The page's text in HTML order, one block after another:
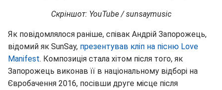
Скріншот: YouTube / sunsaymusic
Як повідомлялося раніше, співак Андрій Запорожець,
відомий як SunSay, презентував кліп на пісню Love
Manifest. Композиція стала хітом після того, як
Запорожець виконав її в національному відборі на
Євробачення 2016, посівши друге місце після